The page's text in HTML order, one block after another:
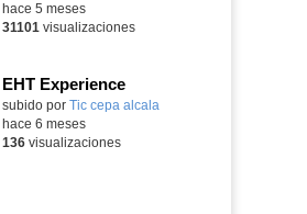
hace 5 meses
31101 visualizaciones
EHT Experience
subido por Tic cepa alcala
hace 6 meses
136visualizaciones